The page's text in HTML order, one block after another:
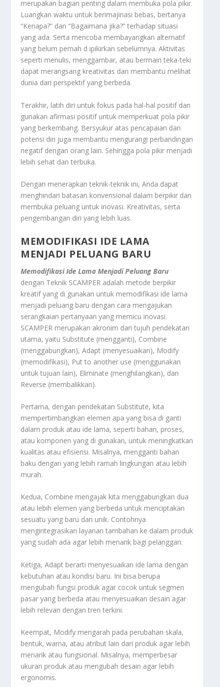
merupakan bagian penting dalam membuka pola pikir.
Luangkan waktu untuk berimajinasi bebas, bertanya
“Kenapa?” dan “Bagaimana jika?” terhadap situasi
yang ada. Serta mencoba membayangkan alternatif
yang belum pernah d ipikirkan sebelumnya. Aktivitas
seperti menulis, menggambar, atau bermain teka-teki
dapat merangsang kreativitas dan membantu melihat
dunia dari perspektif yang berbeda.
Terakhir, latih diri untuk fokus pada hal-hal positif dan
gunakan afirmasi positif untuk memperkuat pola pikir
yang berkembang. Bersyukur atas pencapaian dan
potensi diri juga membantu mengurangi perbandingan
negatif dengan orang lain. Sehingga pola pikir menjadi
lebih sehat dan terbuka.
Dengan menerapkan teknik-teknik ini, Anda dapat
menghindari batasan konvensional dalam berpikir dan
membuka peluang untuk inovasi. Kreativitas, serta
pengembangan diri yang lebih luas.
MEMODIFIKASI IDE LAMA
MENJADI PELUANG BARU
Memodifikasi Ide Lama Menjadi Peluang Baru
dengan Teknik SCAMPER adalah metode berpikir
kreatif yang di gunakan untuk memodifikasi ide lama
menjadi peluang baru dengan cara mengajukan
serangkaian pertanyaan yang memicu inovasi.
SCAMPER merupakan akronim dari tujuh pendekatan
utama, yaitu Substitute (mengganti), Combine
(menggabungkan), Adapt (menyesuaikan), Modify
(memodifikasi), Put to another use (menggunakan
untuk tujuan lain), Eliminate (menghilangkan), dan
Reverse (membalikkan).
Pertama, dengan pendekatan Substitute, kita
mempertimbangkan elemen apa yang bisa di ganti
dalam produk atau ide lama, seperti bahan, proses,
atau komponen yang di gunakan, untuk meningkatkan
kualitas atau efisiensi. Misalnya, mengganti bahan
baku dengan yang lebih ramah lingkungan atau lebih
murah.
Kedua, Combine mengajak kita menggabungkan dua
atau lebih elemen yang berbeda untuk menciptakan
sesuatu yang baru dan unik. Contohnya
mengintegrasikan layanan tambahan ke dalam produk
yang sudah ada agar lebih menarik bagi pelanggan.
Ketiga, Adapt berarti menyesuaikan ide lama dengan
kebutuhan atau kondisi baru. Ini bisa berupa
mengubah fungsi produk agar cocok untuk segmen
pasar yang berbeda atau menyesuaikan desain agar
lebih relevan dengan tren terkini.
Keempat, Modify mengarah pada perubahan skala,
bentuk, warna, atau atribut lain dari produk agar lebih
menarik atau fungsional. Misalnya, memperbesar
ukuran produk atau mengubah desain agar lebih
ergonomis.